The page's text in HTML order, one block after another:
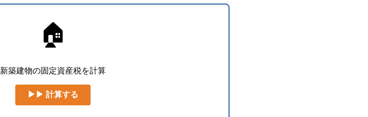
🏠
新築建物の固定資産税を計算
▶▶ 計算する